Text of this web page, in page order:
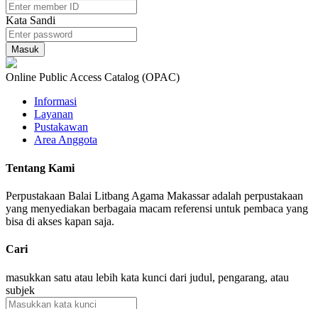
Kata Sandi
Online Public Access Catalog (OPAC)
Informasi
Layanan
Pustakawan
Area Anggota
Tentang Kami
Perpustakaan Balai Litbang Agama Makassar adalah perpustakaan
yang menyediakan berbagaia macam referensi untuk pembaca yang
bisa di akses kapan saja.
Cari
masukkan satu atau lebih kata kunci dari judul, pengarang, atau
subjek